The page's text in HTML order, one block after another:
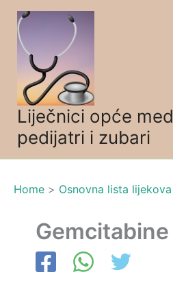
Skip
content
Liječnici opće
pedijatri i zubari
Home Osnovna lista lijekova
Gemcitabine